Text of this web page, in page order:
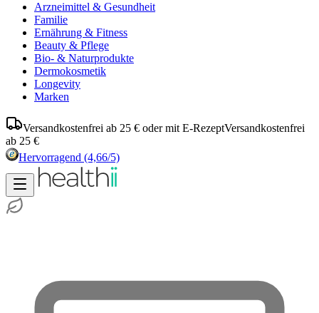
Arzneimittel & Gesundheit
Familie
Ernährung & Fitness
Beauty & Pflege
Bio- & Naturprodukte
Dermokosmetik
Longevity
Marken
Versandkostenfrei ab 25 € oder mit E-RezeptVersandkostenfrei
ab 25 €
Hervorragend (4,66/5)